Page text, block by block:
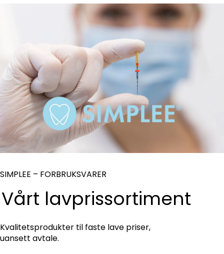
SIMPLEE – FORBRUKSVARER
Vårt lavprissortiment
Kvalitetsprodukter til faste lave priser,
uansett avtale.